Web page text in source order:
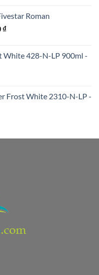
là:
1.250.000 ₫.
Roman
₫Giá
là:
White 428-N-LP 900ml -
₫.
Frost White 2310-N-LP -